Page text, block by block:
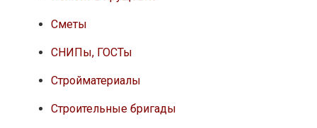
Санкт-Петербург
Россия